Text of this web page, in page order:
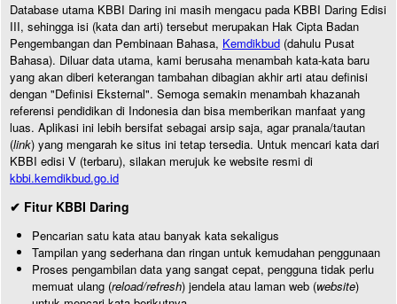
Database utama KBBI Daring ini masih mengacu pada KBBI Daring Edisi
III, sehingga isi (kata dan arti) tersebut merupakan Hak Cipta Badan
Pengembangan dan Pembinaan Bahasa, Kemdikbud (dahulu Pusat
Bahasa). Diluar data utama, kami berusaha menambah kata-kata baru
yang akan diberi keterangan tambahan dibagian akhir arti atau definisi
dengan "Definisi Eksternal". Semoga semakin menambah khazanah
referensi pendidikan di Indonesia dan bisa memberikan manfaat yang
luas. Aplikasi ini lebih bersifat sebagai arsip saja, agar pranala/tautan
(link) yang mengarah ke situs ini tetap tersedia. Untuk mencari kata dari
KBBI edisi V (terbaru), silakan merujuk ke website resmi di
kbbi.kemdikbud.go.id
✔ Fitur KBBI Daring
Pencarian satu kata atau banyak kata sekaligus
Tampilan yang sederhana dan ringan untuk kemudahan penggunaan
Proses pengambilan data yang sangat cepat, pengguna tidak perlu
memuat ulang (reload/refresh) jendela atau laman web (website)